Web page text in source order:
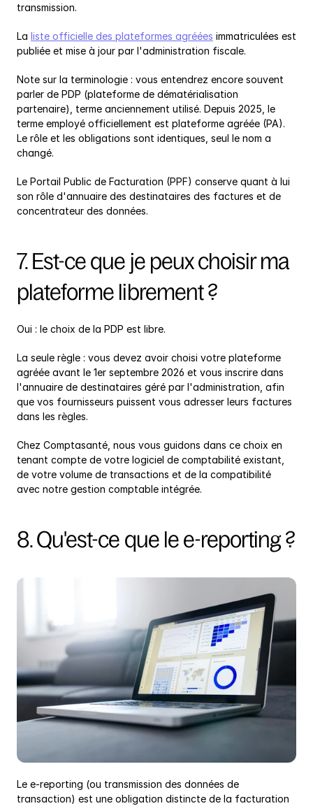
transmission.
La liste officielle des plateformes agréées immatriculées est
publiée et mise à jour par l'administration fiscale.
Note sur la terminologie : vous entendrez encore souvent
parler de PDP (plateforme de dématérialisation
partenaire), terme anciennement utilisé. Depuis 2025, le
terme employé officiellement est plateforme agréée (PA).
Le rôle et les obligations sont identiques, seul le nom a
changé.
Le Portail Public de Facturation (PPF) conserve quant à lui
son rôle d'annuaire des destinataires des factures et de
concentrateur des données.
7. Est-ce que je peux choisir ma
plateforme librement ?
Oui : le choix de la PDP est libre.
La seule règle : vous devez avoir choisi votre plateforme
agréée avant le 1er septembre 2026 et vous inscrire dans
l'annuaire de destinataires géré par l'administration, afin
que vos fournisseurs puissent vous adresser leurs factures
dans les règles.
Chez Comptasanté, nous vous guidons dans ce choix en
tenant compte de votre logiciel de comptabilité existant,
de votre volume de transactions et de la compatibilité
avec notre gestion comptable intégrée.
8. Qu'est-ce que le e-reporting ?
Le e-reporting (ou transmission des données de
transaction) est une obligation distincte de la facturation